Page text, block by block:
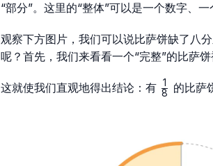
“部分”。这里的“整体”可以是一个数字、
观察下方图片，我们可以说比萨饼缺了八
呢？首先，我们来看看一个“完整”的比萨
这就使我们直观地得出结论：有 \frac{1}
8
1 的比萨